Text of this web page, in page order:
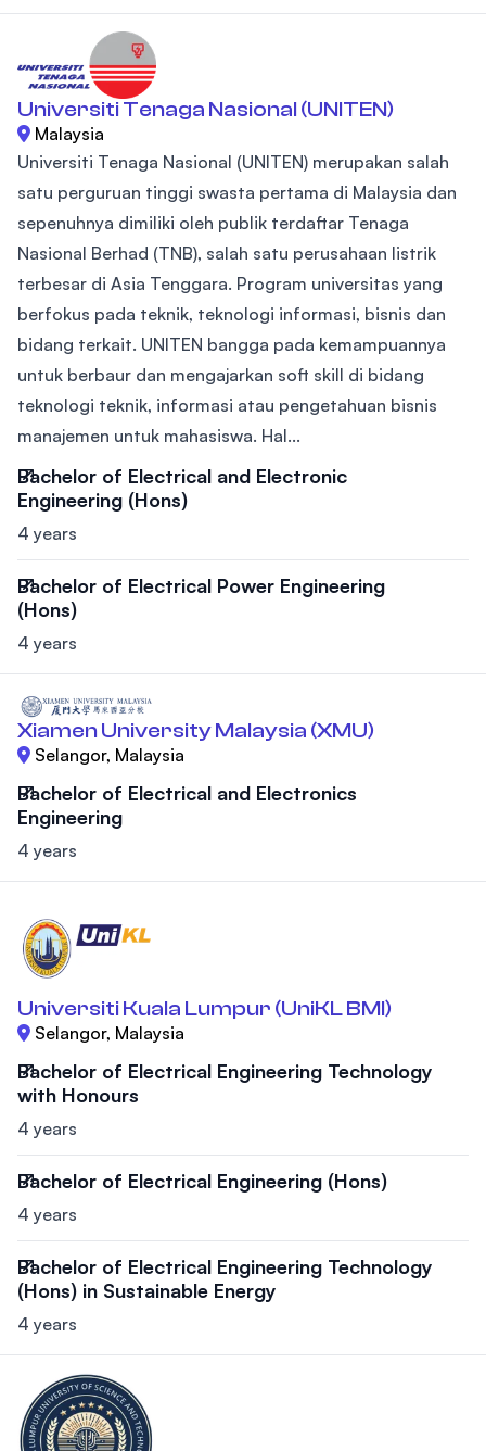
Universiti Tenaga Nasional (UNITEN)
Malaysia
Universiti Tenaga Nasional (UNITEN) merupakan salah
satu perguruan tinggi swasta pertama di Malaysia dan
sepenuhnya dimiliki oleh publik terdaftar Tenaga
Nasional Berhad (TNB), salah satu perusahaan listrik
terbesar di Asia Tenggara. Program universitas yang
berfokus pada teknik, teknologi informasi, bisnis dan
bidang terkait. UNITEN bangga pada kemampuannya
untuk berbaur dan mengajarkan soft skill di bidang
teknologi teknik, informasi atau pengetahuan bisnis
manajemen untuk mahasiswa. Hal...
Bachelor of Electrical and Electronic
Engineering (Hons)
4 years
Bachelor of Electrical Power Engineering
(Hons)
4 years
Xiamen University Malaysia (XMU)
Selangor, Malaysia
Bachelor of Electrical and Electronics
Engineering
4 years
Universiti Kuala Lumpur (UniKL BMI)
Selangor, Malaysia
Bachelor of Electrical Engineering Technology
with Honours
4 years
Bachelor of Electrical Engineering (Hons)
4 years
Bachelor of Electrical Engineering Technology
(Hons) in Sustainable Energy
4 years